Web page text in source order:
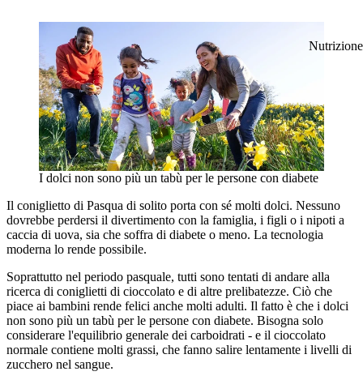
Nutrizione
I dolci non sono più un tabù per le persone con diabete
Il coniglietto di Pasqua di solito porta con sé molti dolci. Nessuno
dovrebbe perdersi il divertimento con la famiglia, i figli o i nipoti a
caccia di uova, sia che soffra di diabete o meno. La tecnologia
moderna lo rende possibile.
Soprattutto nel periodo pasquale, tutti sono tentati di andare alla
ricerca di coniglietti di cioccolato e di altre prelibatezze. Ciò che
piace ai bambini rende felici anche molti adulti. Il fatto è che i dolci
non sono più un tabù per le persone con diabete. Bisogna solo
considerare l'equilibrio generale dei carboidrati - e il cioccolato
normale contiene molti grassi, che fanno salire lentamente i livelli di
zucchero nel sangue.